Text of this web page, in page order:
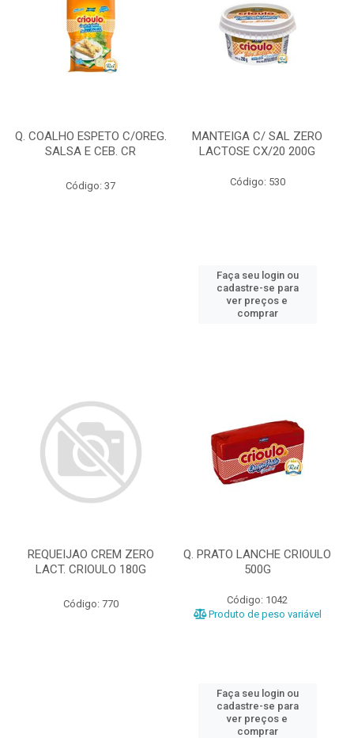
Q. COALHO ESPETO C/OREG.
SALSA E CEB. CR
Código: 37
MANTEIGA C/ SAL ZERO
LACTOSE CX/20 200G
Código: 530
Faça seu login ou
cadastre-se para
ver preços e
comprar
REQUEIJAO CREM ZERO
LACT. CRIOULO 180G
Código: 770
Q. PRATO LANCHE CRIOULO
500G
Código: 1042
Produto de peso variável
Faça seu login ou
cadastre-se para
ver preços e
comprar